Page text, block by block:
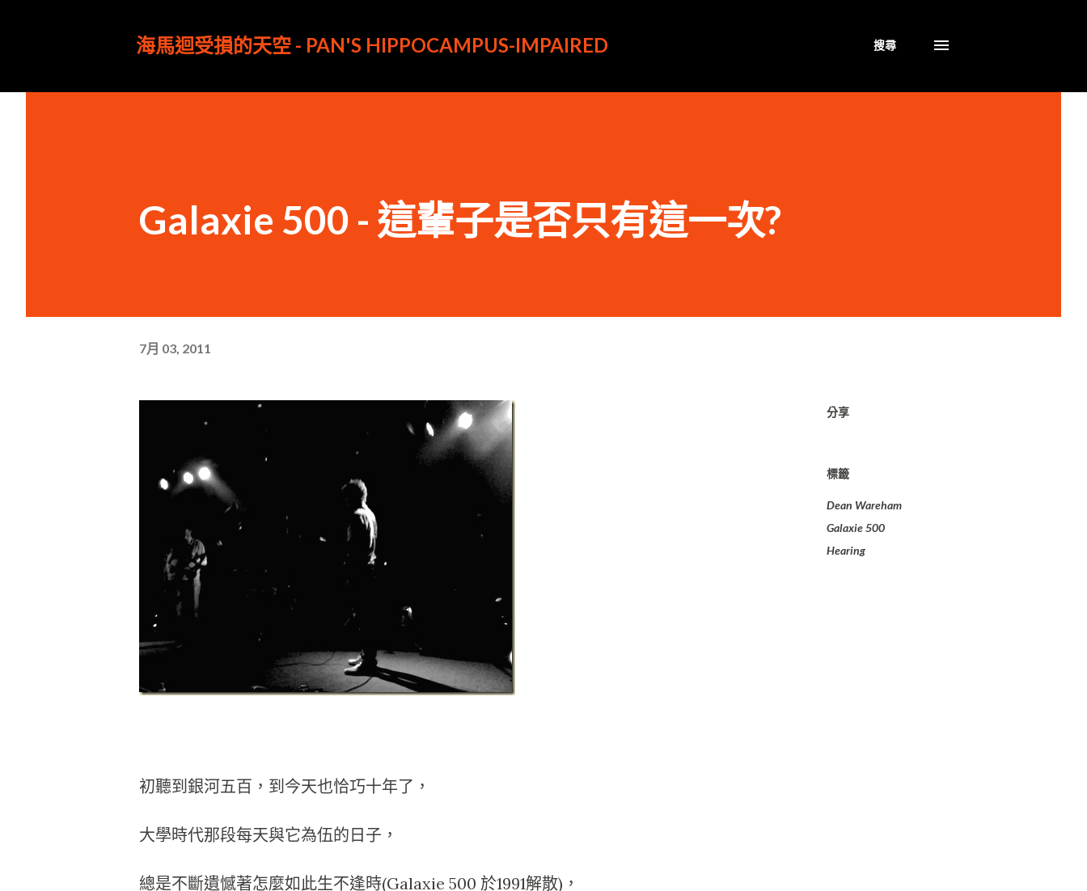
海馬迴受損的天空 - PAN'S HIPPOCAMPUS-IMPAIRED 搜尋
Galaxie 500 - 這輩子是否只有這一次?
7月 03, 2011
初聽到銀河五百，到今天也恰巧十年了，
大學時代那段每天與它為伍的日子，
總是不斷遺憾著怎麼如此生不逢時(Galaxie 500 於1991解散)，
分享
標籤
Dean Wareham
Galaxie 500
Hearing